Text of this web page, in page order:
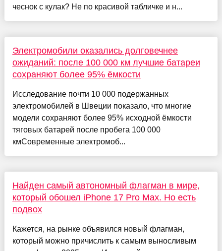
чеснок с кулак? Не по красивой табличке и н...
Электромобили оказались долговечнее
ожиданий: после 100 000 км лучшие батареи
сохраняют более 95% ёмкости
Исследование почти 10 000 подержанных
электромобилей в Швеции показало, что многие
модели сохраняют более 95% исходной ёмкости
тяговых батарей после пробега 100 000
кмСовременные электромоб...
Найден самый автономный флагман в мире,
который обошел iPhone 17 Pro Max. Но есть
подвох
Кажется, на рынке объявился новый флагман,
который можно причислить к самым выносливым